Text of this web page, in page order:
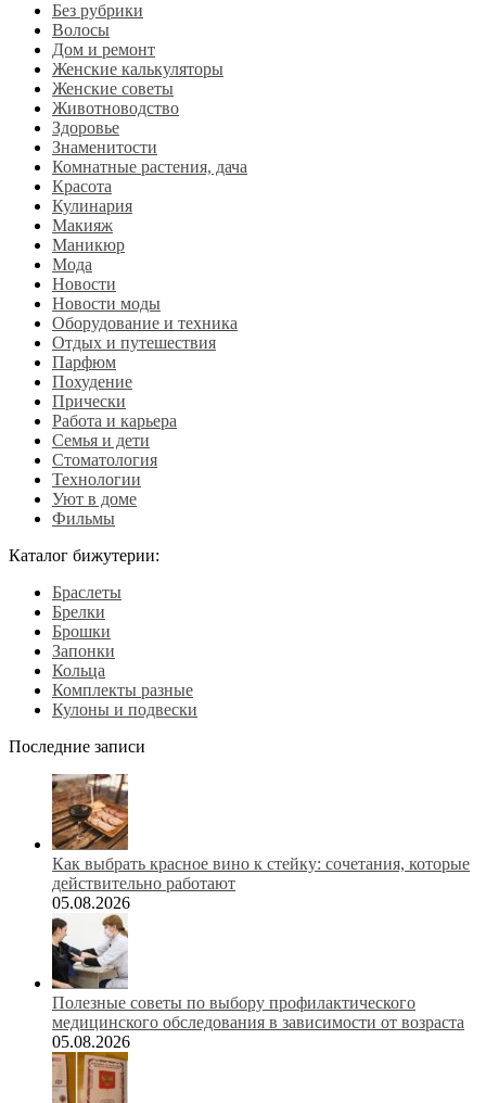
Без рубрики
Волосы
Дом и ремонт
Женские калькуляторы
Женские советы
Животноводство
Здоровье
Знаменитости
Комнатные растения, дача
Красота
Кулинария
Макияж
Маникюр
Мода
Новости
Новости моды
Оборудование и техника
Отдых и путешествия
Парфюм
Похудение
Прически
Работа и карьера
Семья и дети
Стоматология
Технологии
Уют в доме
Фильмы
Каталог бижутерии:
Браслеты
Брелки
Брошки
Запонки
Кольца
Комплекты разные
Кулоны и подвески
Последние записи
Как выбрать красное вино к стейку: сочетания, которые
действительно работают
05.08.2026
Полезные советы по выбору профилактического
медицинского обследования в зависимости от возраста
05.08.2026